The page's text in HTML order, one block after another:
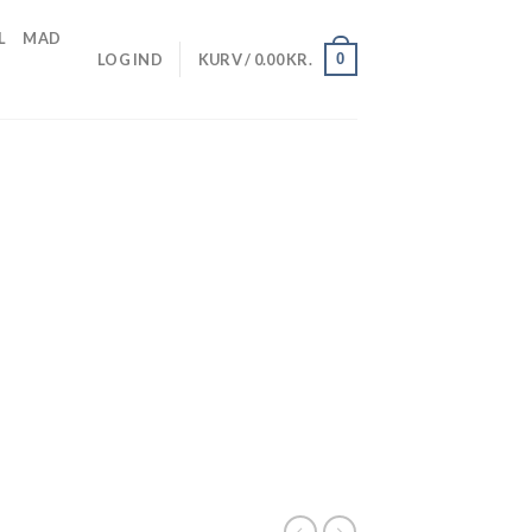
MAD
LOG IND KURV / 0.00KR. 0